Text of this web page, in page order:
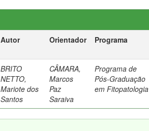
Autor Orientador Programa
BRITO
NETTO,
Mariote dos
Santos
CÂMARA,
Marcos
Paz
Saraiva
Programa de
Pós-Graduação
em Fitopatologia